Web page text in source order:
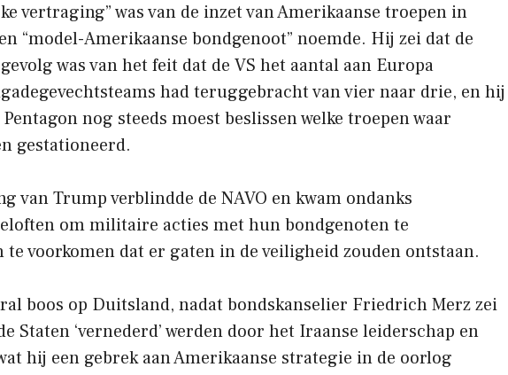
vertraging” was van de inzet van Amerikaanse troepen in
“model-Amerikaanse bondgenoot” noemde. Hij zei dat de
was van het feit dat de VS het aantal aan Europa
had teruggebracht van vier naar drie, en hij
nog steeds moest beslissen welke troepen waar
gestationeerd.
van Trump verblindde de NAVO en kwam ondanks
om militaire acties met hun bondgenoten te
voorkomen dat er gaten in de veiligheid zouden ontstaan.
boos op Duitsland, nadat bondskanselier Friedrich Merz zei
Staten ‘vernederd’ werden door het Iraanse leiderschap en
hij een gebrek aan Amerikaanse strategie in de oorlog